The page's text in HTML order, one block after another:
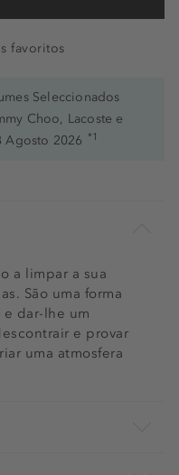
favoritos
Seleccionados
Choo, Lacoste e
Agosto 2026 *1
a limpar a sua
São uma forma
dar-lhe um
e provar
uma atmosfera